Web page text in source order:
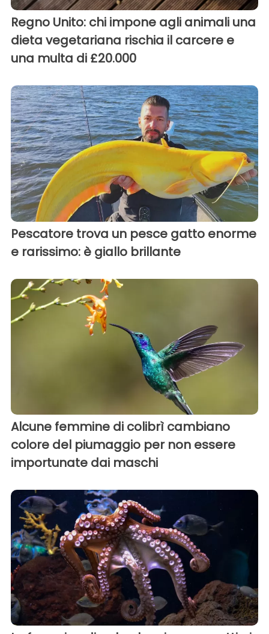
Regno Unito: chi impone agli animali una
dieta vegetariana rischia il carcere e
una multa di £20.000
Pescatore trova un pesce gatto enorme
e rarissimo: è giallo brillante
Alcune femmine di colibrì cambiano
colore del piumaggio per non essere
importunate dai maschi